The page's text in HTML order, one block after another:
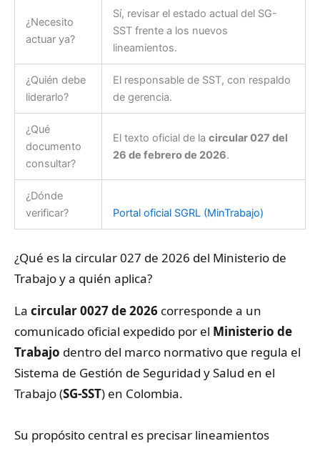
¿Necesito
actuar ya?
Sí, revisar el estado actual del SG-
SST frente a los nuevos
lineamientos.
¿Quién debe
liderarlo?
El responsable de SST, con respaldo
de gerencia.
¿Qué
documento
consultar?
El texto oficial de la circular 027 del
26 de febrero de 2026.
¿Dónde
verificar?
Portal oficial SGRL (MinTrabajo)
¿Qué es la circular 027 de 2026 del Ministerio de
Trabajo y a quién aplica?
La circular 0027 de 2026 corresponde a un
comunicado oficial expedido por el Ministerio de
Trabajo dentro del marco normativo que regula el
Sistema de Gestión de Seguridad y Salud en el
Trabajo (SG-SST) en Colombia.
Su propósito central es precisar lineamientos